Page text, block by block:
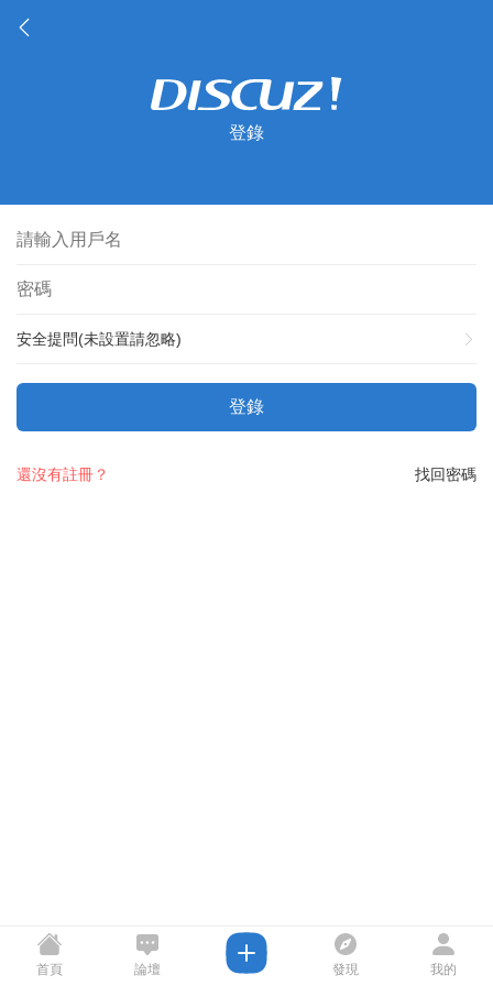
登錄
安全提問(未設置請忽略)
登錄
找回密碼
還沒有註冊？
首頁 論壇 發現 我的